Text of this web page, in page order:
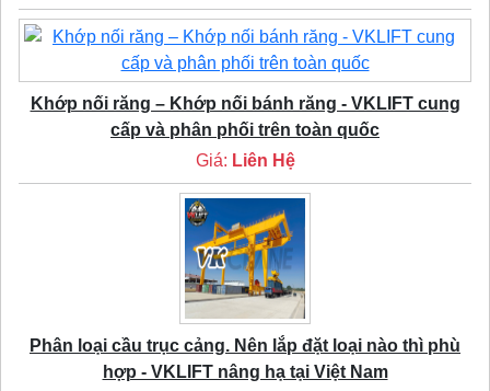
Khớp nối răng – Khớp nối bánh răng - VKLIFT cung
cấp và phân phối trên toàn quốc
Giá: Liên Hệ
Phân loại cầu trục cảng. Nên lắp đặt loại nào thì phù
hợp - VKLIFT nâng hạ tại Việt Nam